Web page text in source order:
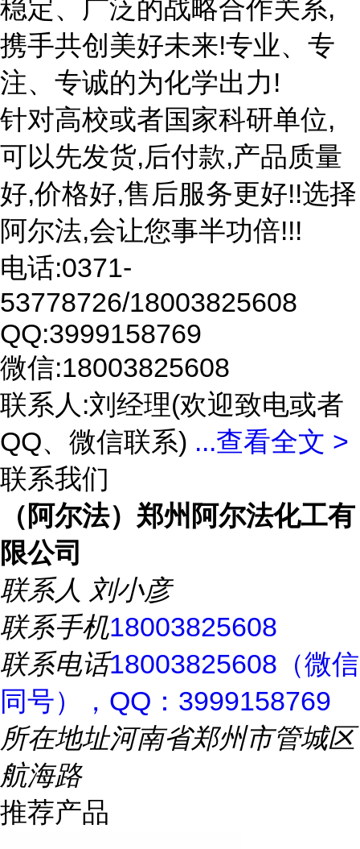
稳定、广泛的战略合作关系,
携手共创美好未来!专业、专
注、专诚的为化学出力!
针对高校或者国家科研单位,
可以先发货,后付款,产品质量
好,价格好,售后服务更好!!选择
阿尔法,会让您事半功倍!!!
电话:0371-
53778726/18003825608
QQ:3999158769
微信:18003825608
联系人:刘经理(欢迎致电或者
QQ、微信联系) ...查看全文 >
联系我们
（阿尔法）郑州阿尔法化工有
限公司
联系人 刘小彦
联系手机18003825608
联系电话18003825608（微信
同号），QQ：3999158769
所在地址河南省郑州市管城区
航海路
推荐产品